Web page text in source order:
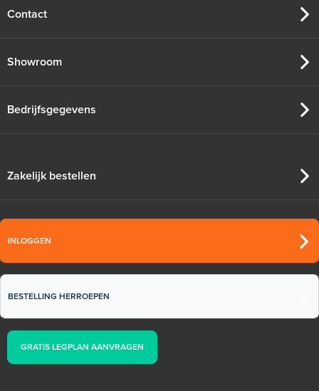
Contact
Showroom
Bedrijfsgegevens
Zakelijk bestellen
INLOGGEN
BESTELLING HERROEPEN
GRATIS LEGPLAN AANVRAGEN